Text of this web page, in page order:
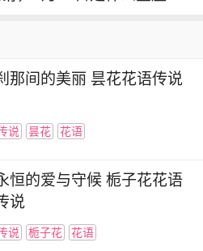
小白色的花朵，就像一
愈系 的花朵，你的生活中一
雏菊
深藏在心底的爱？
怎么样的传说
那间的美丽 昙花花语传说
说 昙花 花语
恒的爱与守候 栀子花花语
说
说 栀子花 花语